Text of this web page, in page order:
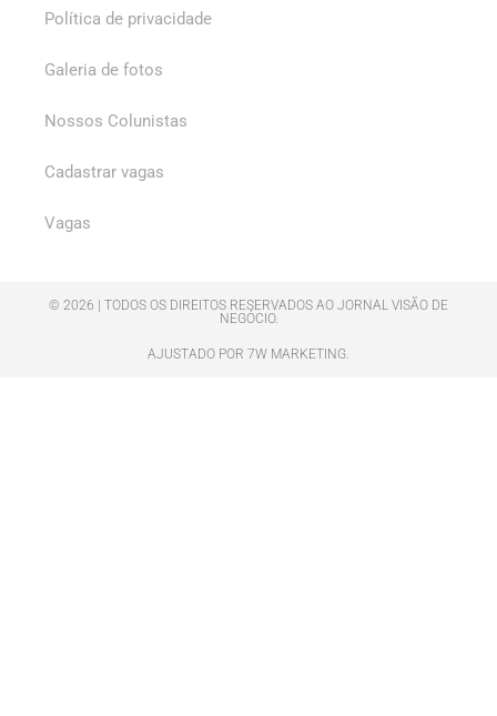
Política de privacidade
Galeria de fotos
Nossos Colunistas
Cadastrar vagas
Vagas
© 2026 | TODOS OS DIREITOS RESERVADOS AO JORNAL VISÃO DE
NEGÓCIO.
AJUSTADO POR 7W MARKETING.